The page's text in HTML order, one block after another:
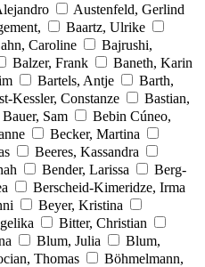
Austenfeld, Gerlind
Baartz, Ulrike
Caroline
Bajrushi,
Balzer, Frank
Baneth, Karin
Bartels, Antje
Barth,
Kessler, Constanze
Bastian,
Bauer, Sam
Bebin Cúneo,
Becker, Martina
Beeres, Kassandra
Bender, Larissa
Berg-
Berscheid-Kimeridze, Irma
Beyer, Kristina
Bitter, Christian
Blum, Julia
Blum,
Thomas
Böhmelmann,